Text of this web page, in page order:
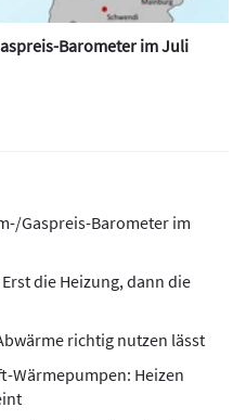
Baro­meter im Juli
Gas­preis­-Baro­meter im
die Heizung, dann die
richtig nutzen lässt
Wärmepumpen: Heizen